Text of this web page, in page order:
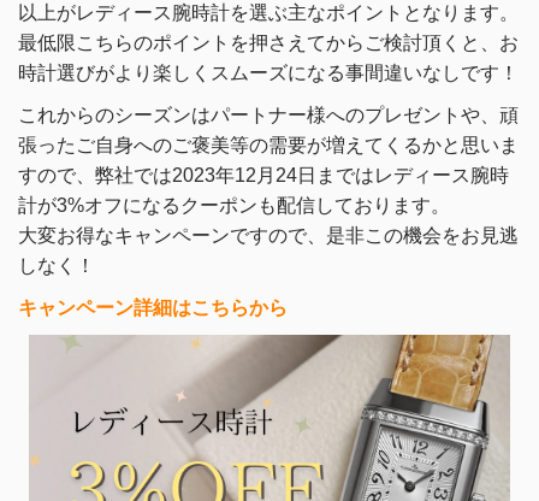
以上がレディース腕時計を選ぶ主なポイントとなります。
最低限こちらのポイントを押さえてからご検討頂くと、お
時計選びがより楽しくスムーズになる事間違いなしです！
これからのシーズンはパートナー様へのプレゼントや、頑
張ったご自身へのご褒美等の需要が増えてくるかと思いま
すので、弊社では2023年12月24日まではレディース腕時
計が3%オフになるクーポンも配信しております。
大変お得なキャンペーンですので、是非この機会をお見逃
しなく！
キャンペーン詳細はこちらから